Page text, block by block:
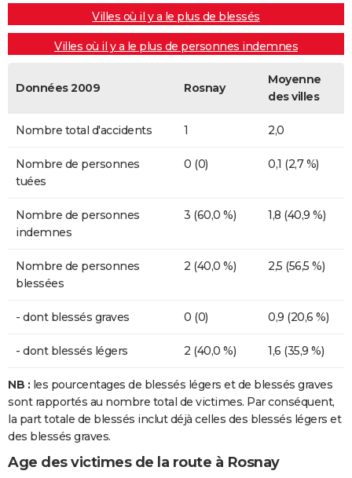
Villes où il y a le plus de blessés
Villes où il y a le plus de personnes indemnes
Données 2009 Rosnay
Moyenne
des villes
Nombre total d'accidents 1 2,0
Nombre de personnes
tuées
0 (0) 0,1 (2,7 %)
Nombre de personnes
indemnes
3 (60,0 %) 1,8 (40,9 %)
Nombre de personnes
blessées
2 (40,0 %) 2,5 (56,5 %)
- dont blessés graves 0 (0) 0,9 (20,6 %)
- dont blessés légers 2 (40,0 %) 1,6 (35,9 %)
NB : les pourcentages de blessés légers et de blessés graves
sont rapportés au nombre total de victimes. Par conséquent,
la part totale de blessés inclut déjà celles des blessés légers et
des blessés graves.
Age des victimes de la route à Rosnay